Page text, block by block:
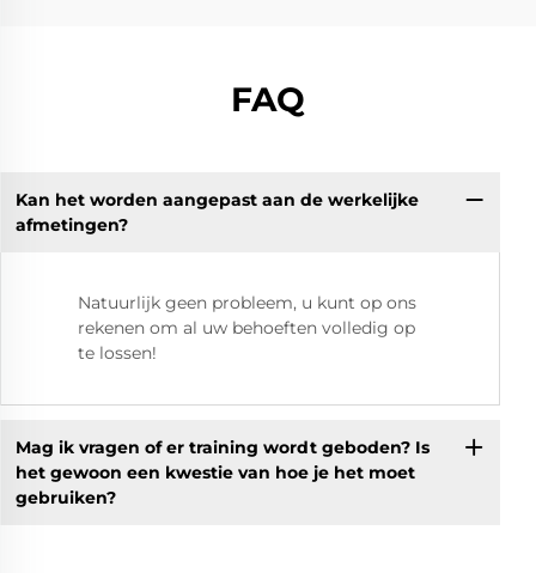
FAQ
Kan het worden aangepast aan de werkelijke
afmetingen?
Natuurlijk geen probleem, u kunt op ons
rekenen om al uw behoeften volledig op
te lossen!
Mag ik vragen of er training wordt geboden? Is
het gewoon een kwestie van hoe je het moet
gebruiken?